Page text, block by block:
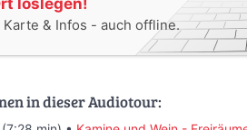
loslegen!
Karte & Infos - auch offline.
in dieser Audiotour: